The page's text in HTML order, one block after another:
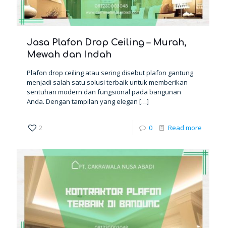
Jasa Plafon Drop Ceiling – Murah,
Mewah dan Indah
Plafon drop ceiling atau sering disebut plafon gantung
menjadi salah satu solusi terbaik untuk memberikan
sentuhan modern dan fungsional pada bangunan
Anda. Dengan tampilan yang elegan […]
2 0 Read more